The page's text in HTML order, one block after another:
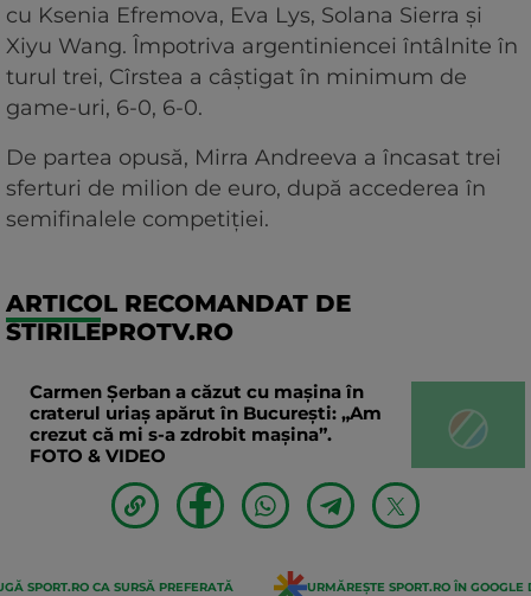
cu Ksenia Efremova, Eva Lys, Solana Sierra și
Xiyu Wang. Împotriva argentiniencei întâlnite în
turul trei, Cîrstea a câștigat în minimum de
game-uri, 6-0, 6-0.
De partea opusă, Mirra Andreeva a încasat trei
sferturi de milion de euro, după accederea în
semifinalele competiției.
ARTICOL RECOMANDAT DE
STIRILEPROTV.RO
Carmen Șerban a căzut cu mașina în
craterul uriaș apărut în București: „Am
crezut că mi s-a zdrobit mașina”.
FOTO & VIDEO
SPORT.RO CA SURSĂ PREFERATĂ URMĂREȘTE SPORT.RO ÎN GOOGLE